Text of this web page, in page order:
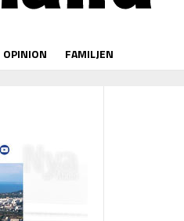
OPINION FAMILJEN